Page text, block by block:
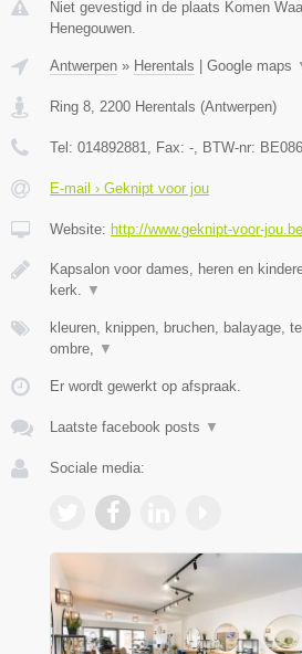
Niet gevestigd in de plaats Komen
Henegouwen.
Antwerpen » Herentals | Google maps
Ring 8 2200 Herentals (Antwerpen)
Tel: 014892881 , Fax: - , BTW-nr:
E-mail › Geknipt voor jou
Website: http://www.geknipt-voor-jou.be
Kapsalon voor dames, heren en
kerk.
▼
kleuren, knippen, bruchen, balayage,
ombre,
▼
Er wordt gewerkt op afspraak.
Laatste facebook posts ▼
Sociale media: